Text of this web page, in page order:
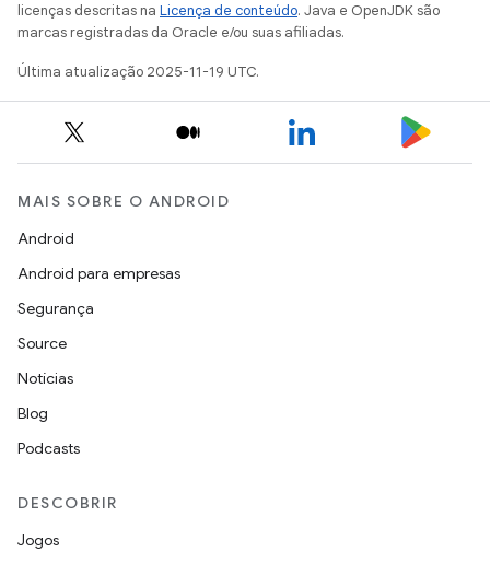
licenças descritas na Licença de conteúdo. Java e OpenJDK são
marcas registradas da Oracle e/ou suas afiliadas.
Última atualização 2025-11-19 UTC.
MAIS SOBRE O ANDROID
Android
Android para empresas
Segurança
Source
Notícias
Blog
Podcasts
DESCOBRIR
Jogos